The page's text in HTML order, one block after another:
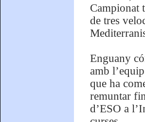
Campionat
de tres
Enguany
amb
que ha
remuntar
d’ESO a